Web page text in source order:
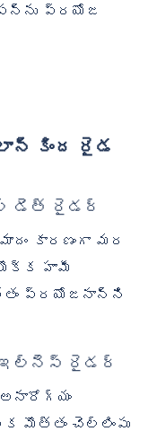
ప్రయోజ
డెత్ రైడర్
కారణంగా మర
హామీ
ప్రయోజనాన్ని
రైడర్
మొత్తం చెల్లింపు